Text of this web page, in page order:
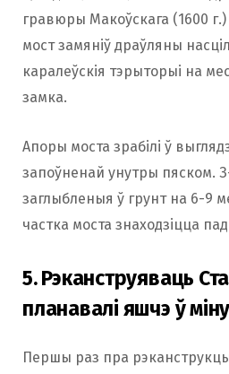
гравюры Макоўскага (1600
мост замяніў драўляны
каралеўскія тэрыторыі на
замка.
Апоры моста зрабілі ў
запоўненай унутры пяском.
заглыбленыя ў грунт на 6-9
частка моста знаходзіцца
5. Рэканструяваць
планавалі яшчэ ў
Першы раз пра